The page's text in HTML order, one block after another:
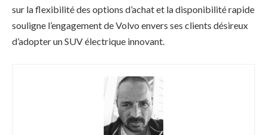
sur la flexibilité des options d’achat et la disponibilité rapide
souligne l’engagement de Volvo envers ses clients désireux
d’adopter un SUV électrique innovant.